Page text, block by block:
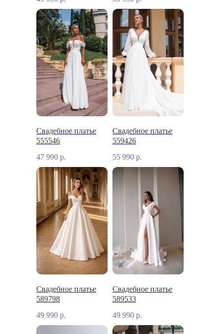
Свадебное платье
555546
47 990 р.
Свадебное платье
559426
55 990 р.
Свадебное платье
589798
49 990 р.
Свадебное платье
589533
49 990 р.